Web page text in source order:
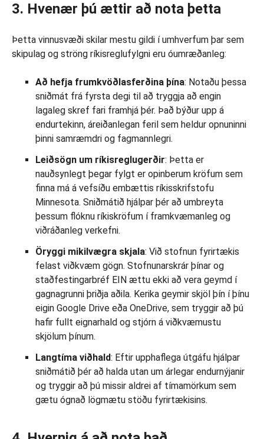
3. Hvenær þú ættir að nota þetta
Þetta vinnusvæði skilar mestu gildi í umhverfum þar sem
skipulag og ströng ríkisreglufylgni eru óumræðanleg:
Að hefja frumkvöðlasferðina þína: Notaðu þessa
sniðmát frá fyrsta degi til að tryggja að engin
lagaleg skref fari framhjá þér. Það býður upp á
endurtekinn, áreiðanlegan feril sem heldur opnuninni
þinni samræmdri og fagmannlegri.
Leiðsögn um ríkisreglugerðir: Þetta er
nauðsynlegt þegar fylgt er opinberum kröfum sem
finna má á vefsíðu embættis ríkisskrifstofu
Minnesota. Sniðmátið hjálpar þér að umbreyta
þessum flóknu ríkiskröfum í framkvæmanleg og
viðráðanleg verkefni.
Öryggi mikilvægra skjala: Við stofnun fyrirtækis
felast viðkvæm gögn. Stofnunarskrár þínar og
staðfestingarbréf EIN ættu ekki að vera geymd í
gagnagrunni þriðja aðila. Kerika geymir skjöl þín í þínu
eigin Google Drive eða OneDrive, sem tryggir að þú
hafir fullt eignarhald og stjórn á viðkvæmustu
skjölum þínum.
Langtíma viðhald: Eftir upphaflega útgáfu hjálpar
sniðmátið þér að halda utan um árlegar endurnýjanir
og tryggir að þú missir aldrei af tímamörkum sem
gætu ógnað lögmætu stöðu fyrirtækisins.